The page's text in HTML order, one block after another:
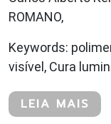
ROMANO,
Keywords:
visível, Cura
LEIA MAIS